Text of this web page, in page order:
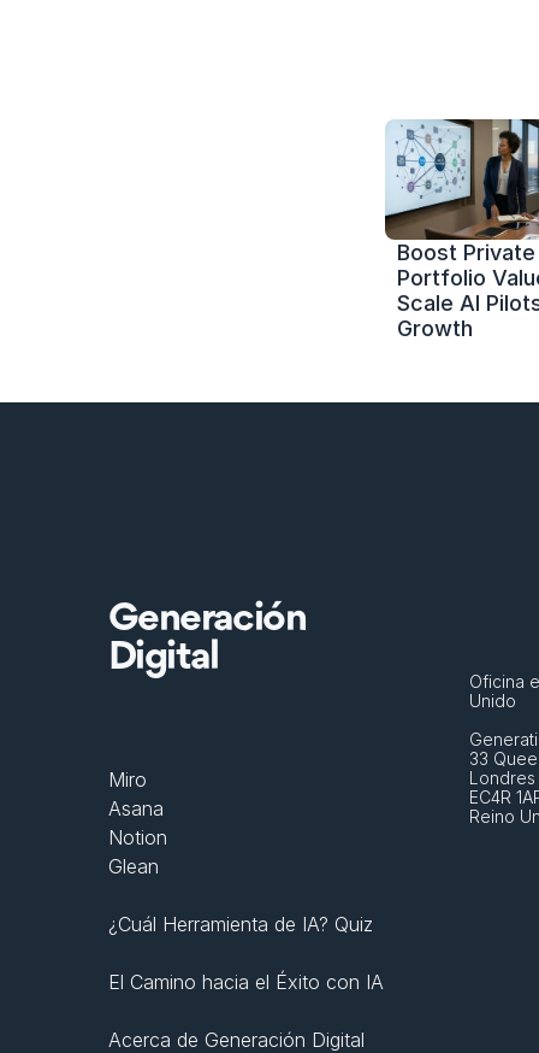
Boost
Portfolio
Scale AI
Growth
Generación
Digital
Miro
Asana
Notion
Glean
¿Cuál Herramienta de IA? Quiz
El Camino hacia el Éxito con IA
Acerca de Generación Digital
Oficina
Unido
33
Londres
EC4R
Reino